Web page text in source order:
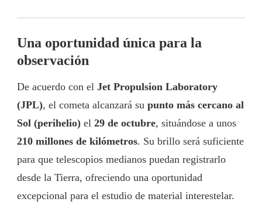
Una oportunidad única para la
observación
De acuerdo con el Jet Propulsion Laboratory
(JPL), el cometa alcanzará su punto más cercano al
Sol (perihelio) el 29 de octubre, situándose a unos
210 millones de kilómetros. Su brillo será suficiente
para que telescopios medianos puedan registrarlo
desde la Tierra, ofreciendo una oportunidad
excepcional para el estudio de material interestelar.